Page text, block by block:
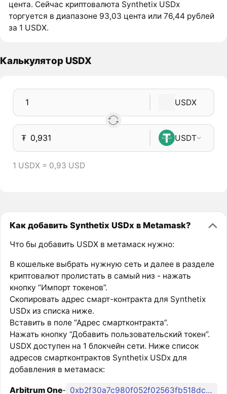
цента. Сейчас криптовалюта Synthetix USDx
торгуется в диапазоне 93,03 цента или 76,44 рублей
за 1 USDX.
Калькулятор USDX
USDX
₮ USDT
1 USDX = 0,93 USD
Как добавить Synthetix USDx в Metamask?
Что бы добавить USDX в метамаск нужно:
В кошельке выбрать нужную сеть и далее в разделе
криптовалют пролистать в самый низ - нажать
кнопку “Импорт токенов”.
Скопировать адрес смарт-контракта для Synthetix
USDx из списка ниже.
Вставить в поле “Адрес смартконтракта”.
Нажать кнопку “Добавить пользовательский токен”.
USDX доступен на 1 блокчейн сети. Ниже список
адресов смартконтрактов Synthetix USDx для
добавления в метамаск:
Arbitrum One- 0xb2f30a7c980f052f02563fb518dcc39e6bf38175